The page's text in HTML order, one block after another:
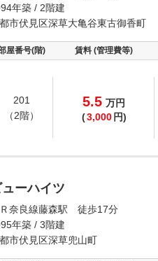
年築 / 2階建
市伏見区深草大亀谷東古御香町
屋番号(階) 賃料 (管理費等)
201
（2階）
5.5 万円
(3,000 円)
ューハイツ
Ｒ奈良線藤森駅 徒歩17分
年築 / 3階建
市伏見区深草兜山町